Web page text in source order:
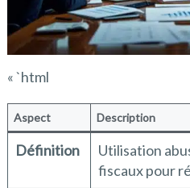
« `html
Aspect Description
Définition
Utilisation
fiscaux pour